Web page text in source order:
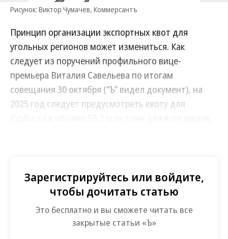
Рисунок: Виктор Чумачев, Коммерсантъ
Принцип организации экспортных квот для
угольных регионов может измениться. Как
следует из поручений профильного вице-
премьера Виталия Савельева по итогам
совещания 30 октября (“Ъ” видел документ), на
2025 год следует предусмотреть квоту для
высокотехнологичной продукции ( см. “Ъ” от 8
Согласно документу, Минтранс также сообщил о
целесообразности предоставления квоты
Зарегистрируйтесь или войдите,
чтобы дочитать статью
Это бесплатно и вы сможете читать все
закрытые статьи «Ъ»